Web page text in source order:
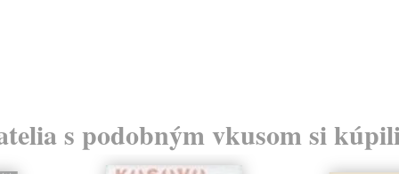
s podobným vkusom si